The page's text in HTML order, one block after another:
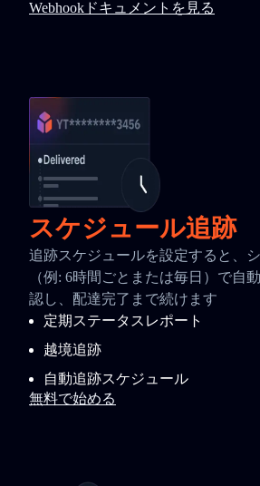
Webhookドキュメントを見る
スケジュール追跡
追跡スケジュールを設定すると、
（例: 6時間ごとまたは毎日）で自
認し、配達完了まで続けます
定期ステータスレポート
越境追跡
自動追跡スケジュール
無料で始める